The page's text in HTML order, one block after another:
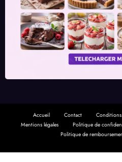
Accueil Contact
Conditions
Mentions légales
Politique de
Politique de